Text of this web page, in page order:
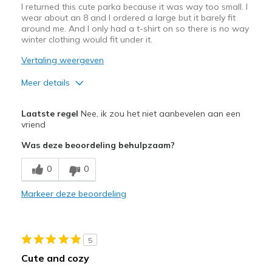
I returned this cute parka because it was way too small. I
wear about an 8 and I ordered a large but it barely fit
around me. And I only had a t-shirt on so there is no way
winter clothing would fit under it.
Vertaling weergeven
Meer details
Attractive Design
Beste toepassingen
Casual Wear
Width
Feels too narrow
Laatste regel Nee, ik zou het niet aanbevelen aan een
vriend
Was deze beoordeling behulpzaam?
0 0
Markeer deze beoordeling
5
Cute and cozy